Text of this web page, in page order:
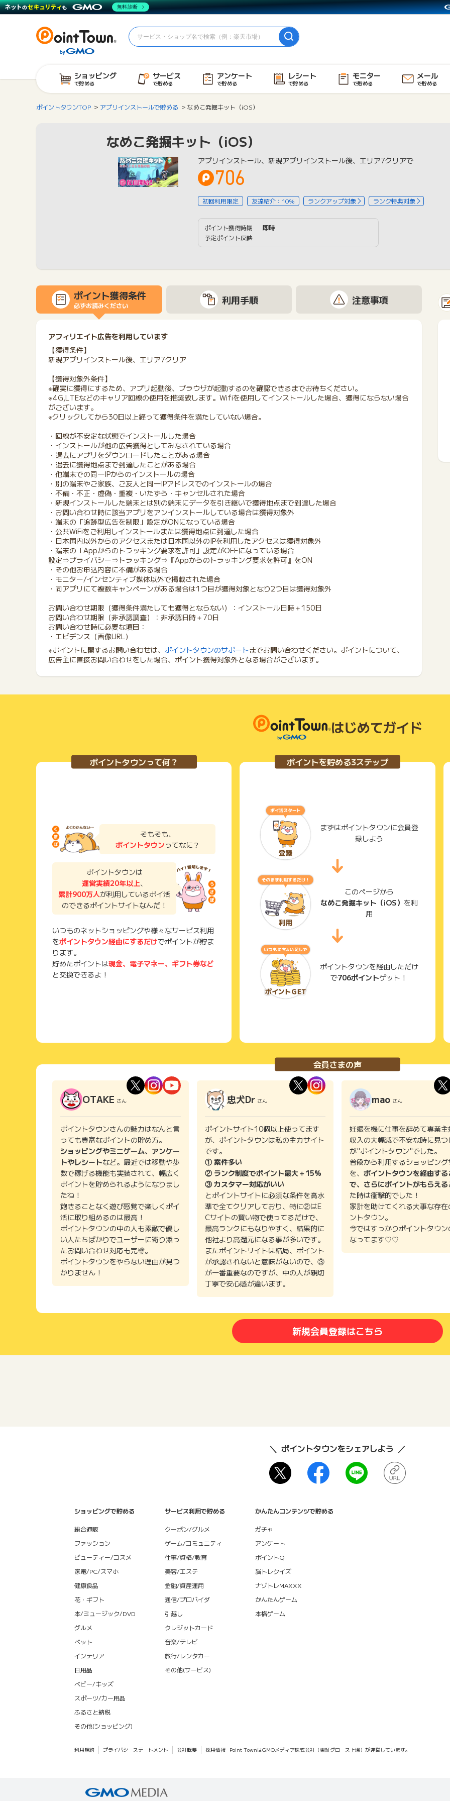
ショッピング
で貯める
サービス
で貯める
アンケート
で貯める
レシート
で貯める
モニター
で貯める
メール
で貯める
ポイントタウンTOP アプリインストールで貯める なめこ発掘キット（iOS）
なめこ発掘キット（iOS）
アプリインストール、新規アプリインストール後、エリア7クリアで
706
初回利用限定 友達紹介：10% ランクアップ対象 ランク特典対象
ポイント獲得時期
即時
予定ポイント反映
ポイント獲得条件
必ずお読みください 利用手順 注意事項
アフィリエイト広告を利用しています
【獲得条件】
新規アプリインストール後、エリア7クリア
【獲得対象外条件】
※確実に獲得にするため、アプリ起動後、ブラウザが起動するのを確認できるまでお待ちください。
※4G,LTEなどのキャリア回線の使用を推奨致します。Wifiを使用してインストールした場合、獲得にならない場合
がございます。
※クリックしてから30日以上経って獲得条件を満たしていない場合。
・回線が不安定な状態でインストールした場合
・インストールが他の広告獲得としてみなされている場合
・過去にアプリをダウンロードしたことがある場合
・過去に獲得地点まで到達したことがある場合
・他端末での同一IPからのインストールの場合
・別の端末やご家族、ご友人と同一IPアドレスでのインストールの場合
・不備・不正・虚偽・重複・いたずら・キャンセルされた場合
・新規インストールした端末とは別の端末にデータを引き継いで獲得地点まで到達した場合
・お問い合わせ時に該当アプリをアンインストールしている場合は獲得対象外
・端末の「追跡型広告を制限」設定がONになっている場合
・公共WiFiをご利用しインストールまたは獲得地点に到達した場合
・日本国内以外からのアクセスまたは日本国以外のIPを利用したアクセスは獲得対象外
・端末の「Appからのトラッキング要求を許可」設定がOFFになっている場合
設定⇒プライバシー⇒トラッキング⇒『Appからのトラッキング要求を許可』をON
・その他お申込内容に不備がある場合
・モニター/インセンティブ媒体以外で掲載された場合
・同アプリにて複数キャンペーンがある場合は1つ目が獲得対象となり2つ目は獲得対象外
お問い合わせ期限（獲得条件満たしても獲得とならない）：インストール日時＋150日
お問い合わせ期限（非承認調査）：非承認日時＋70日
お問い合わせ時に必要な項目：
・エビデンス（画像URL）
※ポイントに関するお問い合わせは、 ポイントタウンのサポートまでお問い合わせください。ポイントについて、
広告主に直接お問い合わせをした場合、ポイント獲得対象外となる場合がございます。
はじめてガイド
ポイントタウンって何？
そもそも、
ポイントタウンってなに？
ポイントタウンは
運営実績20年以上、
累計900万人が利用しているポイ活
のできるポイントサイトなんだ！
いつものネットショッピングや様々なサービス利用
をポイントタウン経由にするだけでポイントが貯ま
ります。
貯めたポイントは現金、電子マネー、ギフト券など
と交換できるよ！
ポイントを貯める3ステップ
まずはポイントタウンに会員登
録しよう
このページから
なめこ発掘キット（iOS） を利
用
ポイントタウンを経由しただけ
で706ポイントゲット！
会員さまの声
OTAKE さん
ポイントタウンさんの魅力はなんと言
っても豊富なポイントの貯め方。
ショッピングやミニゲーム、アンケー
トやレシートなど。最近では移動や歩
数で稼げる機能も実装されて、幅広く
ポイントを貯められるようになりまし
たね！
飽きることなく遊び感覚で楽しくポイ
活に取り組めるのは最高！
ポイントタウンの中の人も素敵で優し
い人たちばかりでユーザーに寄り添っ
たお問い合わせ対応も完璧。
ポイントタウンをやらない理由が見つ
かりません！
忠犬Dr さん
ポイントサイト10個以上使ってます
が、ポイントタウンは私の主力サイト
です。
① 案件多い
② ランク制度でポイント最大＋15%
③ カスタマー対応がいい
とポイントサイトに必須な条件を高水
準で全てクリアしており、特に②はE
Cサイトの買い物で使ってるだけで、
最高ランクにもなりやすく、結果的に
他社より高還元になる事が多いです。
またポイントサイトは結局、ポイント
が承認されないと意味がないので、③
が一番重要なのですが、中の人が親切
丁寧で安心感が違います。
mao さん
妊娠を機に仕事を辞めて専業主
収入の大幅減で不安な時に見つ
が"ポイントタウン"でした。
普段から利用するショッピング
を、 ポイントタウンを経由する
で、さらにポイントがもらえる
た時は衝撃的でした！
家計を助けてくれる大事な存在
ントタウン。
今ではすっかりポイントタウン
なってます♡♡
新規会員登録はこちら
ポイントタウンをシェアしよう
ショッピングで貯める
総合通販
ファッション
ビューティー/コスメ
家電/PC/スマホ
健康食品
花・ギフト
本/ミュージック/DVD
グルメ
ペット
インテリア
日用品
ベビー/キッズ
スポーツ/カー用品
ふるさと納税
その他(ショッピング)
サービス利用で貯める
クーポン/グルメ
ゲーム/コミュニティ
仕事/資格/教育
美容/エステ
金融/資産運用
通信/プロバイダ
引越し
クレジットカード
音楽/テレビ
旅行/レンタカー
その他(サービス)
かんたんコンテンツで貯める
ガチャ
アンケート
ポイントQ
脳トレクイズ
ナゾトレMAXXX
かんたんゲーム
本格ゲーム
利用規約 プライバシーステートメント 会社概要 採用情報 Point TownはGMOメディア株式会社（東証グロース上場）が運営しています。
無料診断